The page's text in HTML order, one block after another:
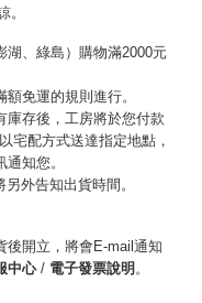
。
湖、綠島）購物滿2000元
免運的規則進行。
庫存後，工房將於您付款
宅配方式送達指定地點，
知您。
外告知出貨時間。
後開立，將會E-mail通知
中心/ 電子發票說明 。